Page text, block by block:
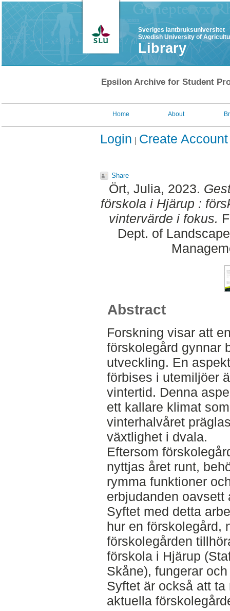
Sveriges lantbruksuniversitet
Swedish University of
Library
Epsilon Archive for Student
Home About
Login Create Account
Share
Ört, Julia, 2023.
förskola i Hjärup :
vintervärde i fokus.
Dept. of
Abstract
Forskning visar att
förskolegård gynnar
utveckling. En
förbises i utemiljöer
vintertid. Denna
ett kallare klimat
vinterhalvåret
växtlighet i dvala.
Eftersom
nyttjas året runt,
rymma funktioner
erbjudanden oavsett
Syftet med detta
hur en förskolegård,
förskolegården
förskola i Hjärup
Skåne), fungerar
Syftet är också att ta
aktuella